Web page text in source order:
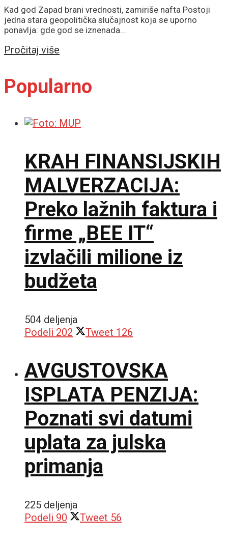
Kad god Zapad brani vrednosti, zamiriše nafta Postoji
jedna stara geopolitička slučajnost koja se uporno
ponavlja: gde god se iznenada...
Pročitaj više
Popularno
KRAH FINANSIJSKIH
MALVERZACIJA:
Preko lažnih faktura i
firme „BEE IT“
izvlačili milione iz
budžeta
504 deljenja
Podeli 202 Tweet 126
AVGUSTOVSKA
ISPLATA PENZIJA:
Poznati svi datumi
uplata za julska
primanja
225 deljenja
Podeli 90 Tweet 56